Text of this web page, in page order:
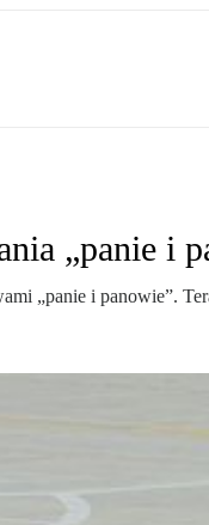
„panie i
„panie i panowie”.